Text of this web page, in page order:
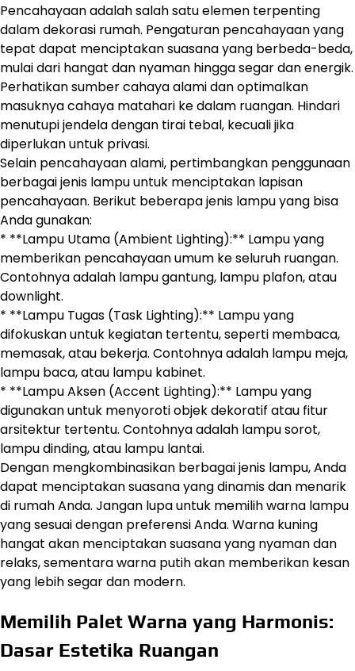
Pencahayaan adalah salah satu elemen terpenting
dalam dekorasi rumah. Pengaturan pencahayaan yang
tepat dapat menciptakan suasana yang berbeda-beda,
mulai dari hangat dan nyaman hingga segar dan energik.
Perhatikan sumber cahaya alami dan optimalkan
masuknya cahaya matahari ke dalam ruangan. Hindari
menutupi jendela dengan tirai tebal, kecuali jika
diperlukan untuk privasi.
Selain pencahayaan alami, pertimbangkan penggunaan
berbagai jenis lampu untuk menciptakan lapisan
pencahayaan. Berikut beberapa jenis lampu yang bisa
Anda gunakan:
* **Lampu Utama (Ambient Lighting):** Lampu yang
memberikan pencahayaan umum ke seluruh ruangan.
Contohnya adalah lampu gantung, lampu plafon, atau
downlight.
* **Lampu Tugas (Task Lighting):** Lampu yang
difokuskan untuk kegiatan tertentu, seperti membaca,
memasak, atau bekerja. Contohnya adalah lampu meja,
lampu baca, atau lampu kabinet.
* **Lampu Aksen (Accent Lighting):** Lampu yang
digunakan untuk menyoroti objek dekoratif atau fitur
arsitektur tertentu. Contohnya adalah lampu sorot,
lampu dinding, atau lampu lantai.
Dengan mengkombinasikan berbagai jenis lampu, Anda
dapat menciptakan suasana yang dinamis dan menarik
di rumah Anda. Jangan lupa untuk memilih warna lampu
yang sesuai dengan preferensi Anda. Warna kuning
hangat akan menciptakan suasana yang nyaman dan
relaks, sementara warna putih akan memberikan kesan
yang lebih segar dan modern.
Memilih Palet Warna yang Harmonis:
Dasar Estetika Ruangan